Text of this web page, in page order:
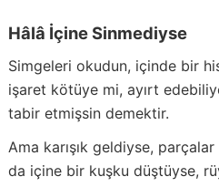
Hâlâ İçine Sinmediyse
Simgeleri okudun, içinde bir
işaret kötüye mi, ayırt
tabir etmişsin demektir.
Ama karışık geldiyse,
da içine bir kuşku düştüyse,